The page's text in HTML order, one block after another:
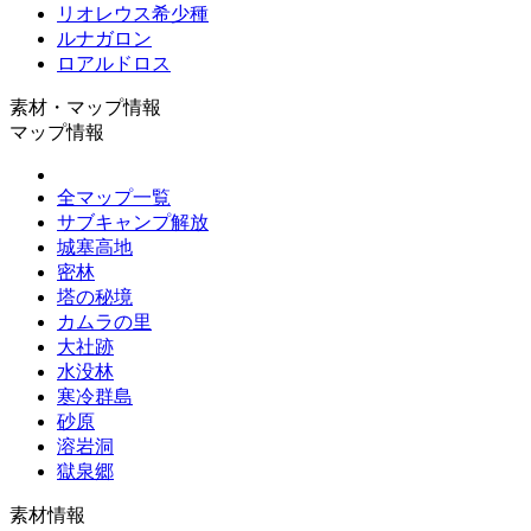
リオレウス希少種
ルナガロン
ロアルドロス
素材・マップ情報
マップ情報
全マップ一覧
サブキャンプ解放
城塞高地
密林
塔の秘境
カムラの里
大社跡
水没林
寒冷群島
砂原
溶岩洞
獄泉郷
素材情報